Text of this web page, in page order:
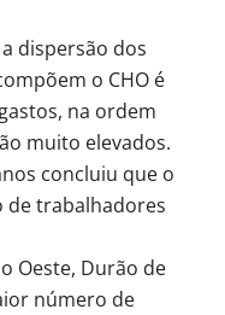
dispersão dos
o CHO é
na ordem
muito elevados.
concluiu que o
trabalhadores
Oeste, Durão de
número de